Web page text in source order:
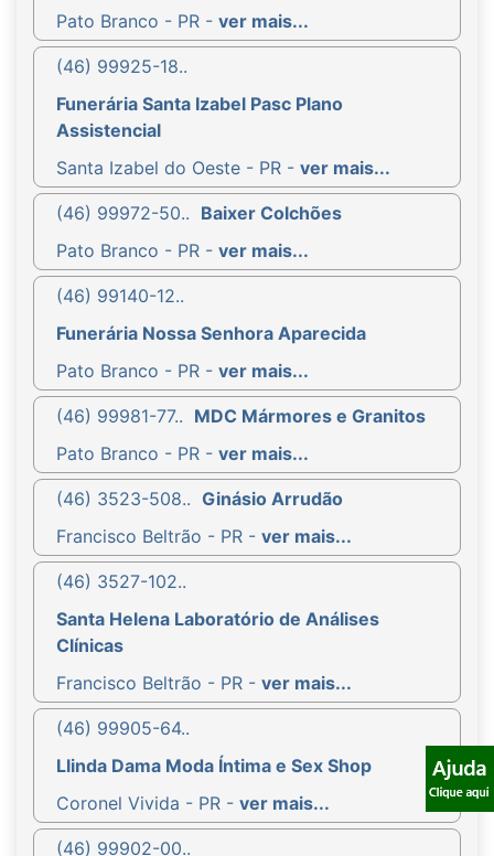
Pato Branco - PR - ver mais...
(46) 99925-18..
Funerária Santa Izabel Pasc Plano
Assistencial
Santa Izabel do Oeste - PR - ver mais...
(46) 99972-50.. Baixer Colchões
Pato Branco - PR - ver mais...
(46) 99140-12..
Funerária Nossa Senhora Aparecida
Pato Branco - PR - ver mais...
(46) 99981-77.. MDC Mármores e Granitos
Pato Branco - PR - ver mais...
(46) 3523-508.. Ginásio Arrudão
Francisco Beltrão - PR - ver mais...
(46) 3527-102..
Santa Helena Laboratório de Análises
Clínicas
Francisco Beltrão - PR - ver mais...
(46) 99905-64..
Llinda Dama Moda Íntima e Sex Shop
Coronel Vivida - PR - ver mais...
(46) 99902-00..